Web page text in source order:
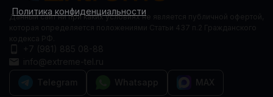
Данный сайт ни при каких условиях не является публичной офертой,
Политика конфиденциальности